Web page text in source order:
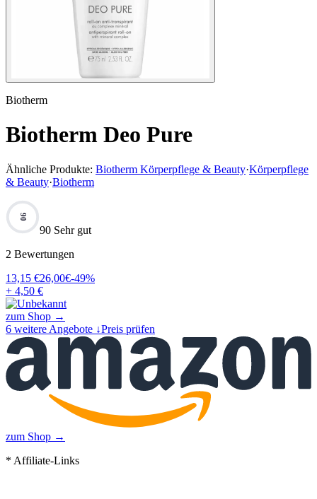
Biotherm
Biotherm Deo Pure
Ähnliche Produkte: Biotherm Körperpflege & Beauty·Körperpflege
& Beauty·Biotherm
90
90 Sehr gut
2 Bewertungen
13,15 €26,00€-49%
+ 4,50 €
zum Shop →
6 weitere Angebote ↓Preis prüfen
zum Shop →
* Affiliate-Links